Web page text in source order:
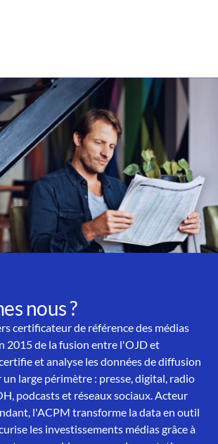
nous ?
certificateur de référence des médias
2015 de la fusion entre l'OJD et
et analyse les données de diffusion
large périmètre : presse, digital, radio
podcasts et réseaux sociaux. Acteur
l'ACPM transforme la data en outil
les investissements médias grâce à